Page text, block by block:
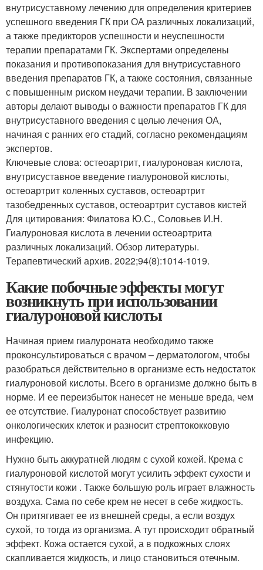
внутрисуставному лечению для определения критериев
успешного введения ГК при ОА различных локализаций,
а также предикторов успешности и неуспешности
терапии препаратами ГК. Экспертами определены
показания и противопоказания для внутрисуставного
введения препаратов ГК, а также состояния, связанные
с повышенным риском неудачи терапии. В заключении
авторы делают выводы о важности препаратов ГК для
внутрисуставного введения с целью лечения ОА,
начиная с ранних его стадий, согласно рекомендациям
экспертов.
Ключевые слова: остеоартрит, гиалуроновая кислота,
внутрисуставное введение гиалуроновой кислоты,
остеоартрит коленных суставов, остеоартрит
тазобедренных суставов, остеоартрит суставов кистей
Для цитирования: Филатова Ю.С., Соловьев И.Н.
Гиалуроновая кислота в лечении остеоартрита
различных локализаций. Обзор литературы.
Терапевтический архив. 2022;94(8):1014-1019.
Какие побочные эффекты могут
возникнуть при использовании
гиалуроновой кислоты
Начиная прием гиалуроната необходимо также
проконсультироваться с врачом – дерматологом, чтобы
разобраться действительно в организме есть недостаток
гиалуроновой кислоты. Всего в организме должно быть в
норме. И ее переизбыток нанесет не меньше вреда, чем
ее отсутствие. Гиалуронат способствует развитию
онкологических клеток и разносит стрептококковую
инфекцию.
Нужно быть аккуратней людям с сухой кожей. Крема с
гиалуроновой кислотой могут усилить эффект сухости и
стянутости кожи . Также большую роль играет влажность
воздуха. Сама по себе крем не несет в себе жидкость.
Он притягивает ее из внешней среды, а если воздух
сухой, то тогда из организма. А тут происходит обратный
эффект. Кожа остается сухой, а в подкожных слоях
скапливается жидкость, и лицо становиться отечным.